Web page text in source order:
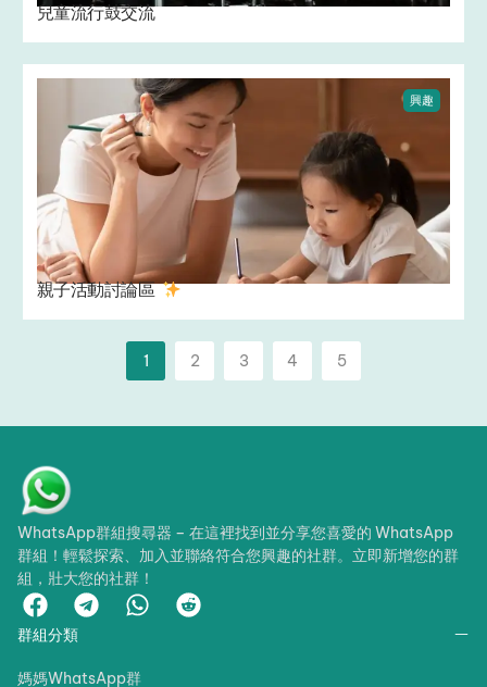
兒童流行鼓交流
興趣
親子活動討論區 ‍
1 2 3 4 5
WhatsApp群組搜尋器 – 在這裡找到並分享您喜愛的 WhatsApp
群組！輕鬆探索、加入並聯絡符合您興趣的社群。立即新增您的群
組，壯大您的社群！
群組分類
媽媽WhatsApp群